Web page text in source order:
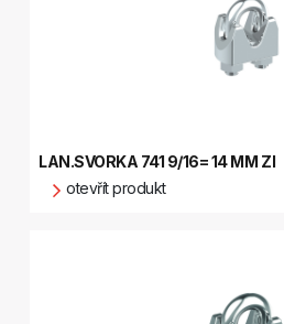
LAN.SVORKA 741 9/16= 14 MM ZI
otevřít produkt